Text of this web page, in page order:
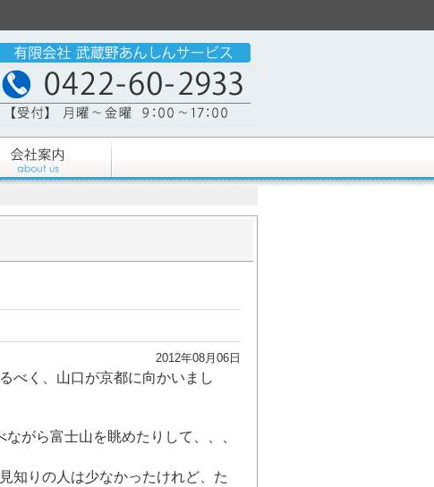
2012年08月06日
べく、山口が京都に向かいまし
がら富士山を眺めたりして、、、
知りの人は少なかったけれど、た